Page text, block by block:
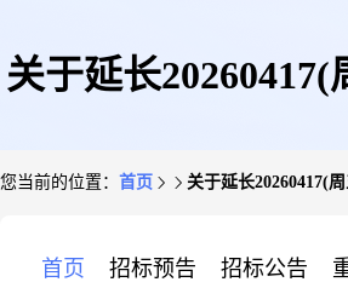
关于延长
您当前的位置： 首页 关于延长20260417(
首页 招标预告 招标公告